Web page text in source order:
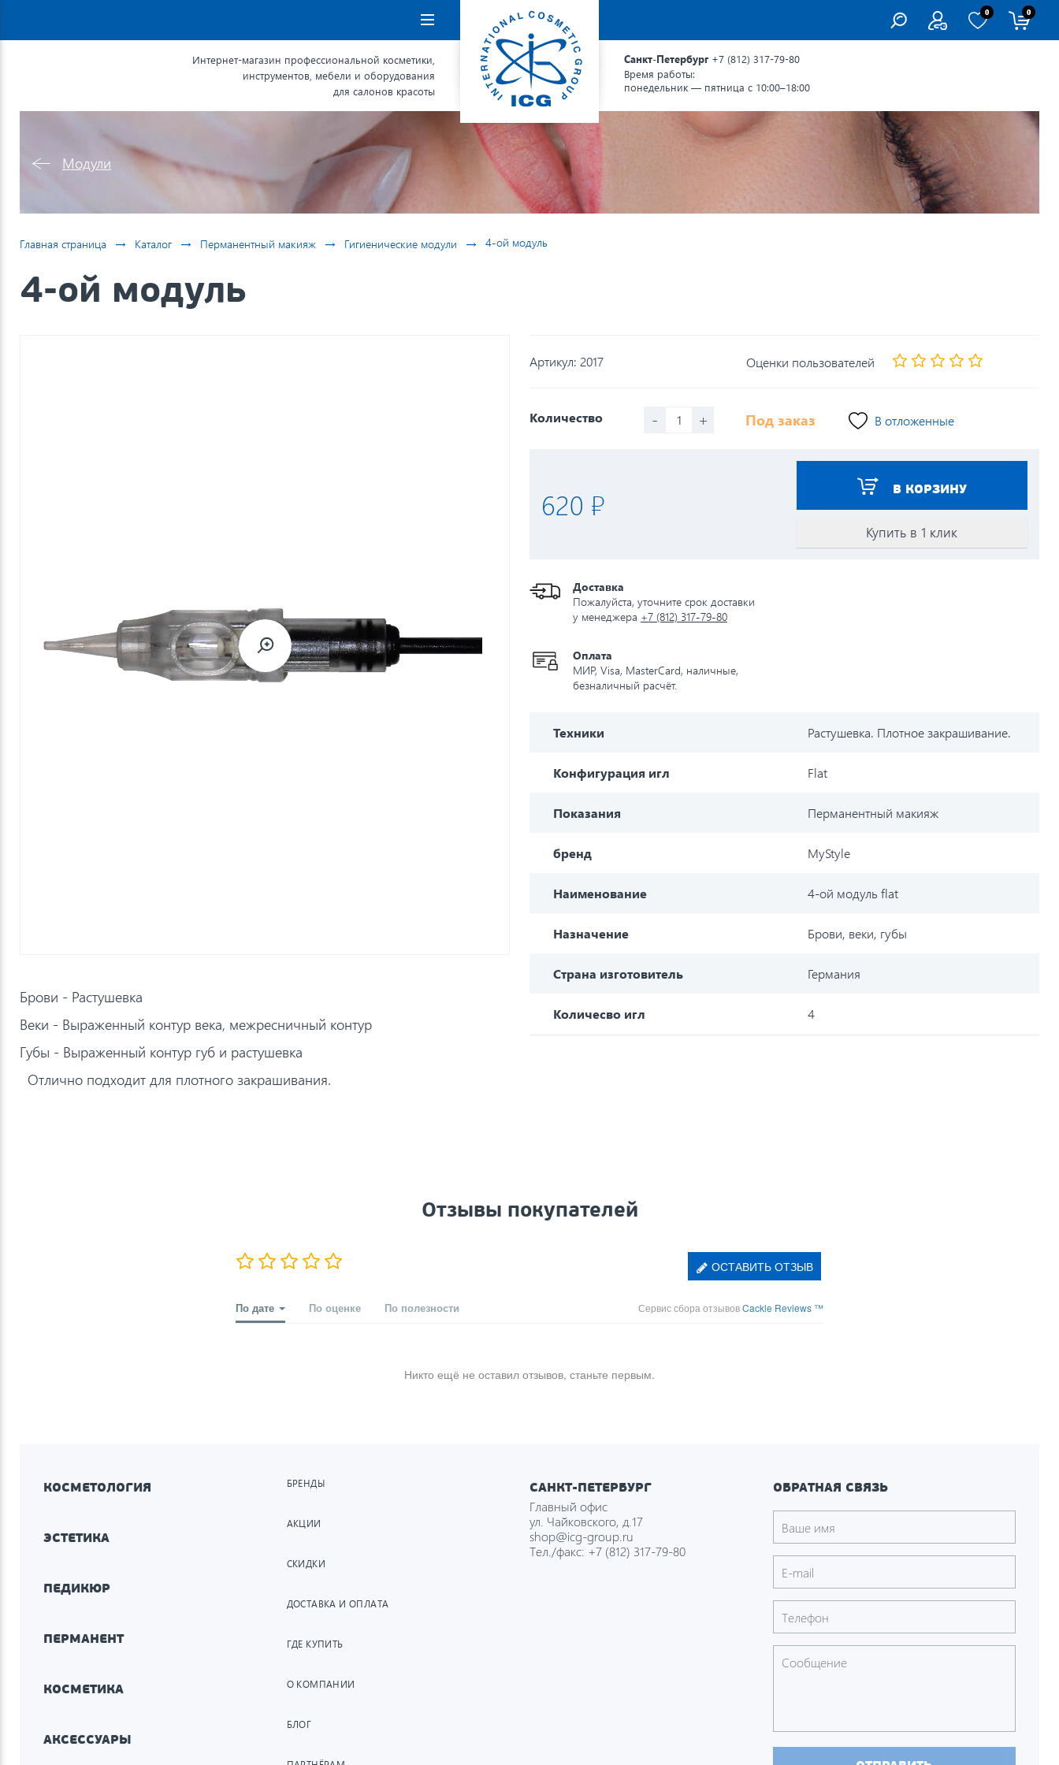
Навигация
0 0
Интернет-магазин профессиональной косметики,
инструментов, мебели и оборудования
для салонов красоты
Санкт-Петербург +7 (812) 317-79-80
Время работы:
понедельник — пятница с 10:00–18:00
Модули
Главная страница → Каталог → Перманентный макияж → Гигиенические модули → 4-ой модуль
4-ой модуль
Брови - Растушевка
Веки - Выраженный контур века, межресничный контур
Губы - Выраженный контур губ и растушевка
Отлично подходит для плотного закрашивания.
Артикул: 2017 Оценки пользователей
Количество - + Под заказ В отложенные
620 ₽ В КОРЗИНУ
Купить в 1 клик
Доставка
Пожалуйста, уточните срок доставки
у менеджера +7 (812) 317-79-80
Оплата
МИР, Visa, MasterCard, наличные,
безналичный расчёт.
Техники Растушевка. Плотное закрашивание.
Конфигурация игл Flat
Показания Перманентный макияж
бренд MyStyle
Наименование 4-ой модуль flat
Назначение Брови, веки, губы
Страна изготовитель Германия
Количесво игл 4
Отзывы покупателей
ОСТАВИТЬ ОТЗЫВ
По дате По оценке По полезности Сервис сбора отзывовCackle Reviews ™
Никто ещё не оставил отзывов, станьте первым.
КОСМЕТОЛОГИЯ
ЭСТЕТИКА
ПЕДИКЮР
ПЕРМАНЕНТ
КОСМЕТИКА
АКСЕССУАРЫ
БРЕНДЫ
АКЦИИ
СКИДКИ
ДОСТАВКА И ОПЛАТА
ГДЕ КУПИТЬ
О КОМПАНИИ
БЛОГ
САНКТ-ПЕТЕРБУРГ
Главный офис
ул. Чайковского, д.17
shop@icg-group.ru
Тел./факс: +7 (812) 317-79-80
ОБРАТНАЯ СВЯЗЬ